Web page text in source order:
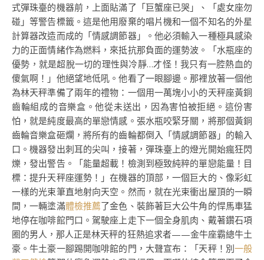
式彈珠臺的機器前，上面貼滿了「巨蟹座已哭」、「處女座勿
碰」等警告標籤。這是他用廢棄的唱片機和一個不知名的外星
計算器改造而成的「情感調節器」。他必須輸入一種極具感染
力的正面情緒作為燃料，來抵抗那負面的運勢波。「水瓶座的
優勢，就是超脫一切的理性與冷靜…才怪！我只有一腔熱血的
傻氣啊！」他絕望地低吼。他看了一眼腳邊。那裡放著一個他
為林天秤準備了兩年的禮物：一個用一萬塊小小的天秤座黃銅
齒輪組成的音樂盒。他從未送出，因為害怕被拒絕。這份害
怕，就是純度最高的單戀情感。張水瓶咬緊牙關，將那個黃銅
齒輪音樂盒砸爛，將所有的齒輪都倒入「情感調節器」的輸入
口。機器發出刺耳的尖叫，接著，彈珠臺上的燈光開始瘋狂閃
爍，發出警告。「能量超載！檢測到極致純粹的單戀能量！目
標：提升天秤座運勢！」在機器的頂部，一個巨大的、像彩虹
一樣的光束筆直地射向天空。然而，就在光束衝出屋頂的一瞬
間，一輛塗滿體檢推薦了金色、裝飾著巨大公牛角的悍馬車猛
地停在咖啡館門口。駕駛座上走下一個全身肌肉、戴著鑽石項
圈的男人，那人正是林天秤的狂熱追求者——金牛座霸總牛土
豪。牛土豪一腳踢開咖啡館的門，大聲宣布：「天秤！別一般